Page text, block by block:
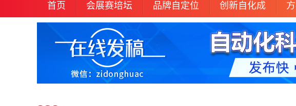
首页 会展赛培坛 品牌自定位 创新自化成